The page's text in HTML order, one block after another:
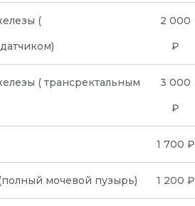
(
2 000
₽
( трансректальным
3 000
₽
1 700 ₽
мочевой пузырь) 1 200 ₽